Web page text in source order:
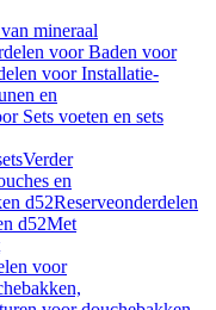
mineraal
voor Baden voor
voor Installatie-
en
Sets voeten en sets
Verder
en
d52Reserveonderdelen
d52Met
voor